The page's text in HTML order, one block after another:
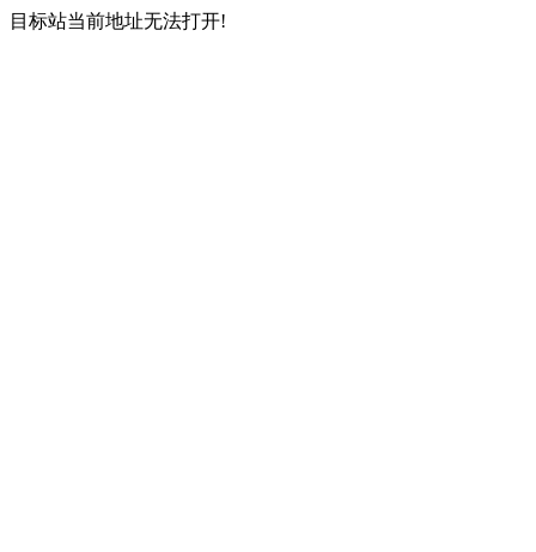
目标站当前地址无法打开!